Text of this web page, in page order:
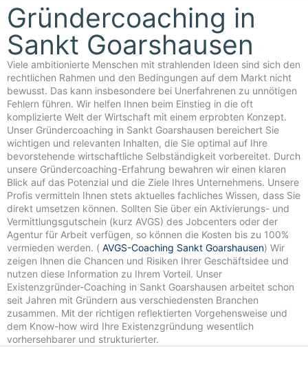
Gründercoaching in
Sankt Goarshausen
Viele ambitionierte Menschen mit strahlenden Ideen sind sich den
rechtlichen Rahmen und den Bedingungen auf dem Markt nicht
bewusst. Das kann insbesondere bei Unerfahrenen zu unnötigen
Fehlern führen. Wir helfen Ihnen beim Einstieg in die oft
komplizierte Welt der Wirtschaft mit einem erprobten Konzept.
Unser Gründercoaching in Sankt Goarshausen bereichert Sie
wichtigen und relevanten Inhalten, die Sie optimal auf Ihre
bevorstehende wirtschaftliche Selbständigkeit vorbereitet. Durch
unsere Gründercoaching-Erfahrung bewahren wir einen klaren
Blick auf das Potenzial und die Ziele Ihres Unternehmens. Unsere
Profis vermitteln Ihnen stets aktuelles fachliches Wissen, dass Sie
direkt umsetzen können. Sollten Sie über ein Aktivierungs- und
Vermittlungsgutschein (kurz AVGS) des Jobcenters oder der
Agentur für Arbeit verfügen, so können die Kosten bis zu 100%
vermieden werden. ( AVGS-Coaching Sankt Goarshausen) Wir
zeigen Ihnen die Chancen und Risiken Ihrer Geschäftsidee und
nutzen diese Information zu Ihrem Vorteil. Unser
Existenzgründer-Coaching in Sankt Goarshausen arbeitet schon
seit Jahren mit Gründern aus verschiedensten Branchen
zusammen. Mit der richtigen reflektierten Vorgehensweise und
dem Know-how wird Ihre Existenzgründung wesentlich
vorhersehbarer und strukturierter.